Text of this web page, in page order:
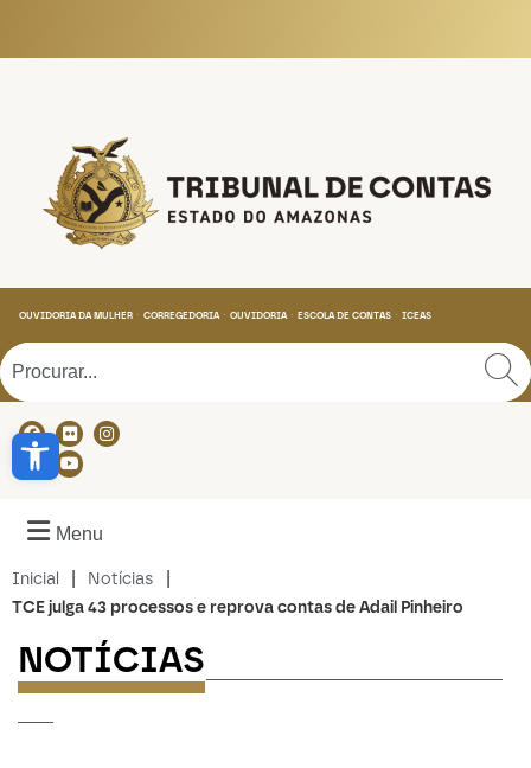
Abrir a barra de ferramentas
OUVIDORIA DA MULHER CORREGEDORIA OUVIDORIA ESCOLA DE CONTAS ICEAS
Menu
Inicial Notícias
TCE julga 43 processos e reprova contas de Adail Pinheiro
NOTÍCIAS
---